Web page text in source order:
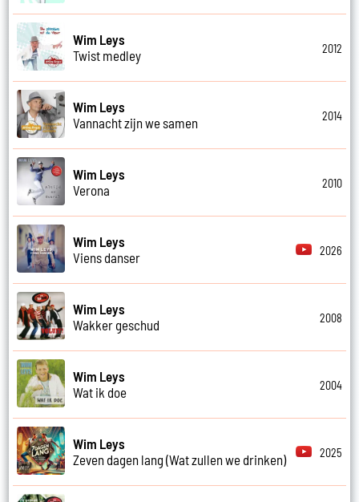
Wim Leys
Twist medley
2012
Wim Leys
Vannacht zijn we samen
2014
Wim Leys
Verona
2010
Wim Leys
Viens danser
2026
Wim Leys
Wakker geschud
2008
Wim Leys
Wat ik doe
2004
Wim Leys
Zeven dagen lang (Wat zullen we drinken)
2025